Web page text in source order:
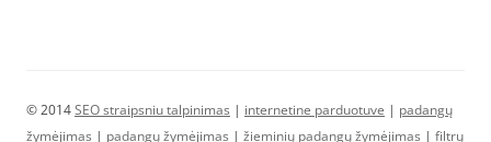
© 2014SEO straipsniu talpinimas | internetine parduotuve | padangų
žymėjimas | padangų žymėjimas | žieminių padangų žymėjimas | filtrų